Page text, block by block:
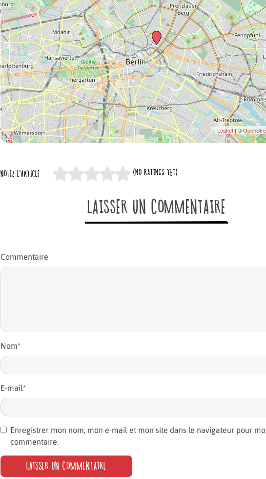
Leaflet| ©
NOTEZ L'ARTICLE (NO RATINGS YET)
LAISSER UN COMMENTAIRE
Commentaire
Nom*
E-mail*
Enregistrer mon nom, mon e-mail et mon site dans le navigateur pour
commentaire.